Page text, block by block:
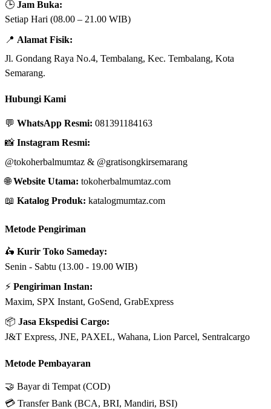
🕒 Jam Buka:
Setiap Hari (08.00 – 21.00 WIB)
📍 Alamat Fisik:
Jl. Gondang Raya No.4, Tembalang, Kec. Tembalang, Kota
Semarang.
Hubungi Kami
💬 WhatsApp Resmi: 081391184163
📸 Instagram Resmi:
@tokoherbalmumtaz & @gratisongkirsemarang
🌐Website Utama: tokoherbalmumtaz.com
📖 Katalog Produk: katalogmumtaz.com
Metode Pengiriman
🛵 Kurir Toko Sameday:
Senin - Sabtu (13.00 - 19.00 WIB)
⚡ Pengiriman Instan:
Maxim, SPX Instant, GoSend, GrabExpress
📦 Jasa Ekspedisi Cargo:
J&T Express, JNE, PAXEL, Wahana, Lion Parcel, Sentralcargo
Metode Pembayaran
🤝 Bayar di Tempat (COD)
💳 Transfer Bank (BCA, BRI, Mandiri, BSI)